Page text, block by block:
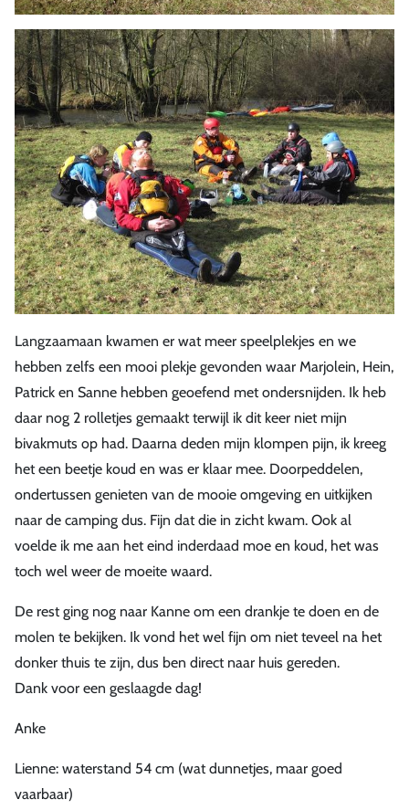
Langzaamaan kwamen er wat meer speelplekjes en we
hebben zelfs een mooi plekje gevonden waar Marjolein, Hein,
Patrick en Sanne hebben geoefend met ondersnijden. Ik heb
daar nog 2 rolletjes gemaakt terwijl ik dit keer niet mijn
bivakmuts op had. Daarna deden mijn klompen pijn, ik kreeg
het een beetje koud en was er klaar mee. Doorpeddelen,
ondertussen genieten van de mooie omgeving en uitkijken
naar de camping dus. Fijn dat die in zicht kwam. Ook al
voelde ik me aan het eind inderdaad moe en koud, het was
toch wel weer de moeite waard.
De rest ging nog naar Kanne om een drankje te doen en de
molen te bekijken. Ik vond het wel fijn om niet teveel na het
donker thuis te zijn, dus ben direct naar huis gereden.
Dank voor een geslaagde dag!
Anke
Lienne: waterstand 54 cm (wat dunnetjes, maar goed
vaarbaar)